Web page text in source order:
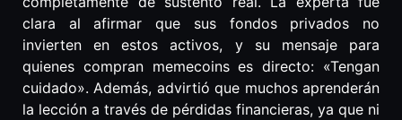
clara al afirmar que sus fondos privados no
invierten en estos activos, y su mensaje para
quienes compran memecoins es directo: «Tengan
cuidado». Además, advirtió que muchos aprenderán
la lección a través de pérdidas financieras, ya que ni